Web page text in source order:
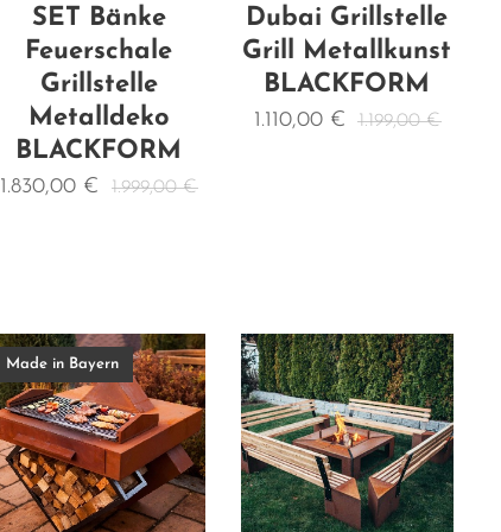
SET Bänke
Feuerschale
Grillstelle
Metalldeko
BLACKFORM
1.830,00 € 1.999,00€
Dubai Grillstelle
Grill Metallkunst
BLACKFORM
1.110,00€ 1.199,00€
Made in Bayern